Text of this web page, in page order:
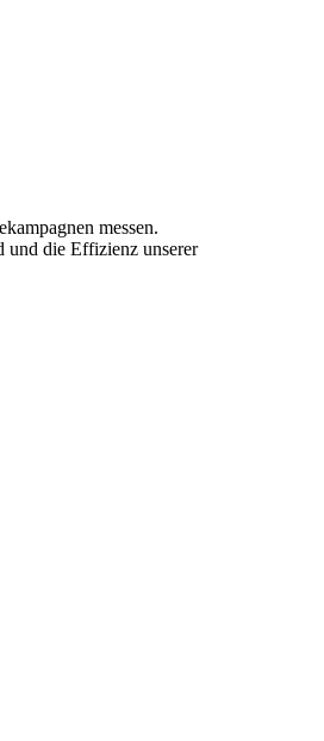
messen.
und die Effizienz unserer